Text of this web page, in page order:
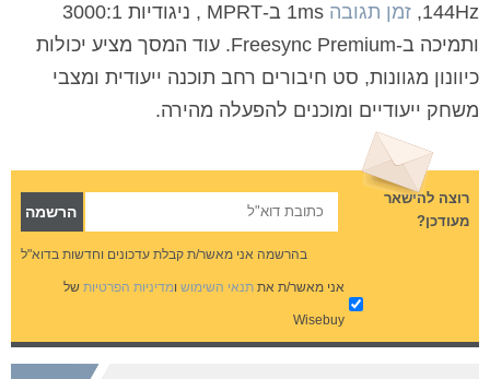
144Hz, זמן תגובה
1ms ב-MPRT , ניגודיות 3000:1
ותמיכה ב-Freesync Premium. עוד המסך מציע יכולות
כיוונון מגוונות, סט חיבורים רחב תוכנה ייעודית ומצבי
משחק ייעודיים ומוכנים להפעלה מהירה.
רוצה להישאר
מעודכן?
בהרשמה אני מאשר/ת קבלת עדכונים וחדשות בדוא"ל
אני מאשר/ת אתתנאי השימוש ומדיניות הפרטיות של
Wisebuy